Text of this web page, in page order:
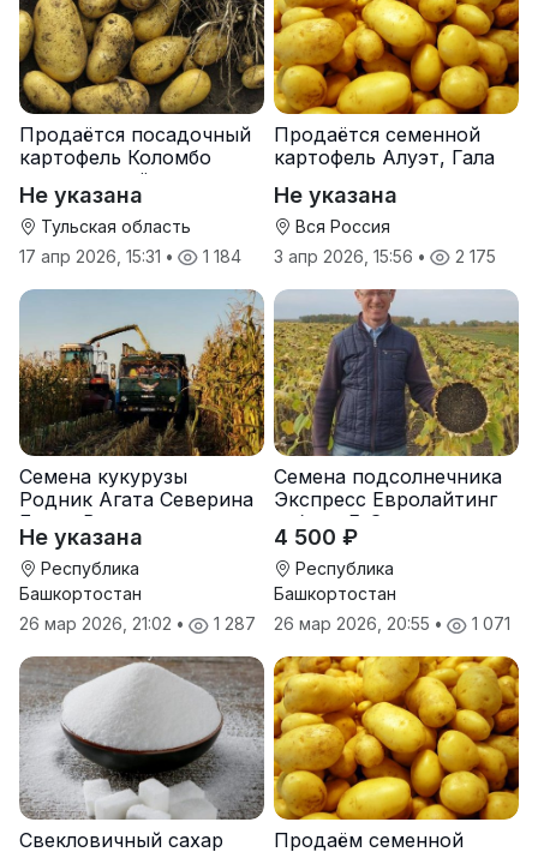
Продаётся посадочный
картофель Коломбо
оптом от трёх тонн
Не указана
Тульская область
17 апр 2026, 15:31 • 1 184
Продаётся семенной
картофель Алуэт, Гала
Не указана
Вся Россия
3 апр 2026, 15:56 • 2 175
Семена кукурузы
Родник Агата Северина
Берта Вилора
Прохладненский Дарина
Росс Машук Катерина
Не указана
Республика
Башкортостан
26 мар 2026, 21:02 • 1 287
Семена подсолнечника
Экспресс Евролайтинг
гибрид F-G+
4 500 ₽
Республика
Башкортостан
26 мар 2026, 20:55 • 1 071
Свекловичный сахар
Продаём семенной